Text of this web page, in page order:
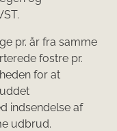
pr. år fra samme
fostre pr.
for at
indsendelse af
udbrud.